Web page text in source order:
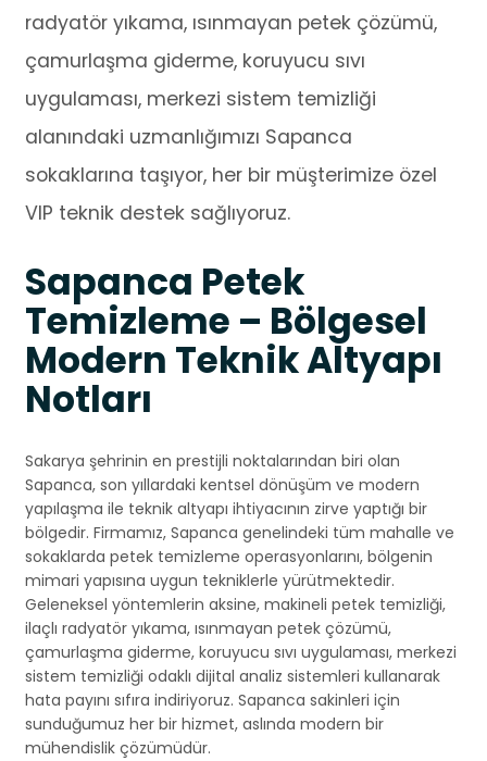
radyatör yıkama, ısınmayan petek çözümü,
çamurlaşma giderme, koruyucu sıvı
uygulaması, merkezi sistem temizliği
alanındaki uzmanlığımızı Sapanca
sokaklarına taşıyor, her bir müşterimize özel
VIP teknik destek sağlıyoruz.
Sapanca Petek
Temizleme – Bölgesel
Modern Teknik Altyapı
Notları
Sakarya şehrinin en prestijli noktalarından biri olan
Sapanca, son yıllardaki kentsel dönüşüm ve modern
yapılaşma ile teknik altyapı ihtiyacının zirve yaptığı bir
bölgedir. Firmamız, Sapanca genelindeki tüm mahalle ve
sokaklarda petek temizleme operasyonlarını, bölgenin
mimari yapısına uygun tekniklerle yürütmektedir.
Geleneksel yöntemlerin aksine, makineli petek temizliği,
ilaçlı radyatör yıkama, ısınmayan petek çözümü,
çamurlaşma giderme, koruyucu sıvı uygulaması, merkezi
sistem temizliği odaklı dijital analiz sistemleri kullanarak
hata payını sıfıra indiriyoruz. Sapanca sakinleri için
sunduğumuz her bir hizmet, aslında modern bir
mühendislik çözümüdür.